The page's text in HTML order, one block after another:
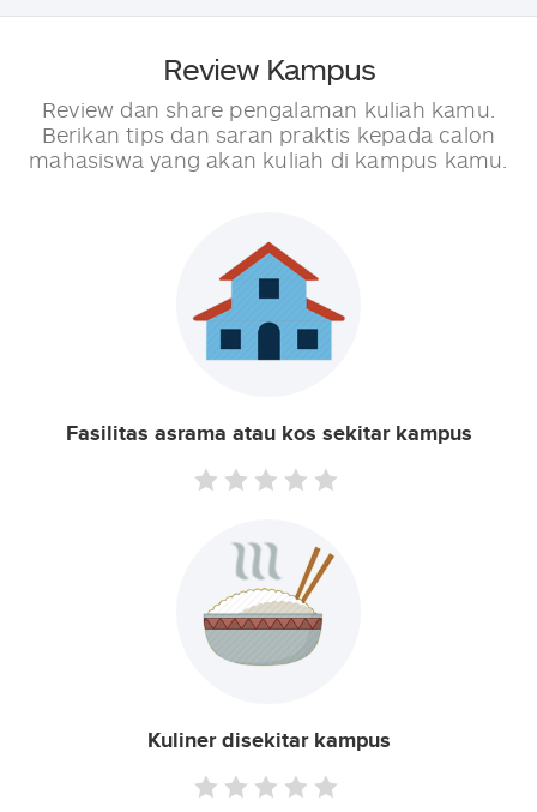
Review Kampus
Review dan share pengalaman kuliah kamu.
Berikan tips dan saran praktis kepada calon
mahasiswa yang akan kuliah di kampus kamu.
Fasilitas asrama atau kos sekitar kampus
Kuliner disekitar kampus